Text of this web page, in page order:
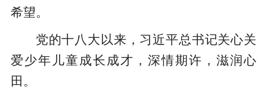
希望。
党的十八大以来，习近平总书记关心关
爱少年儿童成长成才，深情期许，滋润心
田。